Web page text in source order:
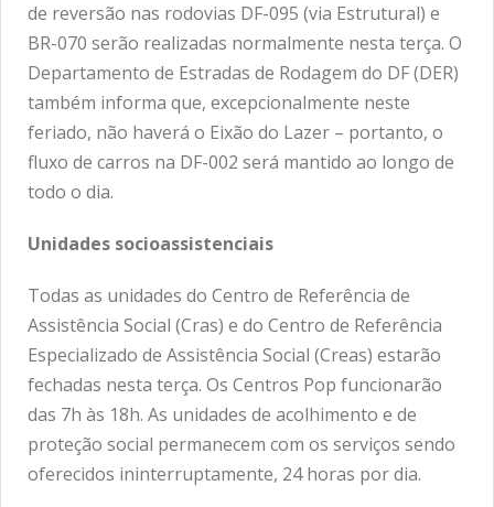
de reversão nas rodovias DF-095 (via Estrutural) e
BR-070 serão realizadas normalmente nesta terça. O
Departamento de Estradas de Rodagem do DF (DER)
também informa que, excepcionalmente neste
feriado, não haverá o Eixão do Lazer – portanto, o
fluxo de carros na DF-002 será mantido ao longo de
todo o dia.
Unidades socioassistenciais
Todas as unidades do Centro de Referência de
Assistência Social (Cras) e do Centro de Referência
Especializado de Assistência Social (Creas) estarão
fechadas nesta terça. Os Centros Pop funcionarão
das 7h às 18h. As unidades de acolhimento e de
proteção social permanecem com os serviços sendo
oferecidos ininterruptamente, 24 horas por dia.